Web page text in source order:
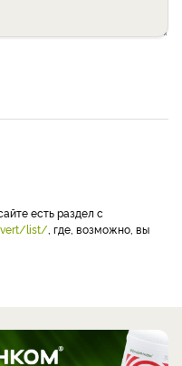
есть раздел с
list/ , где, возможно, вы